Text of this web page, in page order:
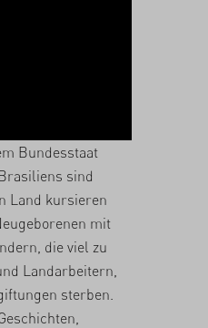
Bundesstaat
sind
Land kursieren
mit
die viel zu
Landarbeitern,
sterben.